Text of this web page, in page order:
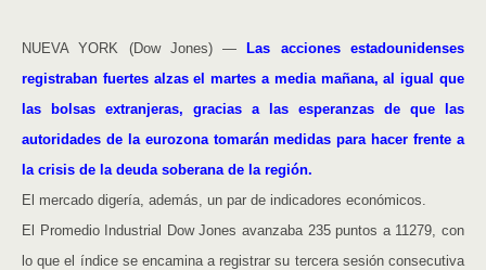
NUEVA YORK (Dow Jones) —
Las acciones estadounidenses
registraban fuertes alzas el martes a media mañana, al igual que
las bolsas extranjeras, gracias a las esperanzas de que las
autoridades de la eurozona tomarán medidas para hacer frente a
la crisis de la deuda soberana de la región.
El mercado digería, además, un par de indicadores económicos.
El Promedio Industrial Dow Jones avanzaba 235 puntos a 11279, con
lo que el índice se encamina a registrar su tercera sesión consecutiva